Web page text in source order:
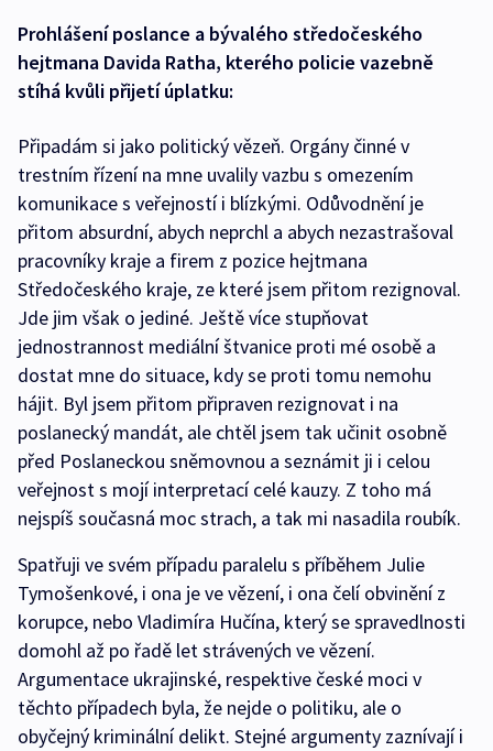
Prohlášení poslance a bývalého středočeského
hejtmana Davida Ratha, kterého policie vazebně
stíhá kvůli přijetí úplatku:
Připadám si jako politický vězeň. Orgány činné v
trestním řízení na mne uvalily vazbu s omezením
komunikace s veřejností i blízkými. Odůvodnění je
přitom absurdní, abych neprchl a abych nezastrašoval
pracovníky kraje a firem z pozice hejtmana
Středočeského kraje, ze které jsem přitom rezignoval.
Jde jim však o jediné. Ještě více stupňovat
jednostrannost mediální štvanice proti mé osobě a
dostat mne do situace, kdy se proti tomu nemohu
hájit. Byl jsem přitom připraven rezignovat i na
poslanecký mandát, ale chtěl jsem tak učinit osobně
před Poslaneckou sněmovnou a seznámit ji i celou
veřejnost s mojí interpretací celé kauzy. Z toho má
nejspíš současná moc strach, a tak mi nasadila roubík.
Spatřuji ve svém případu paralelu s příběhem Julie
Tymošenkové, i ona je ve vězení, i ona čelí obvinění z
korupce, nebo Vladimíra Hučína, který se spravedlnosti
domohl až po řadě let strávených ve vězení.
Argumentace ukrajinské, respektive české moci v
těchto případech byla, že nejde o politiku, ale o
obyčejný kriminální delikt. Stejné argumenty zaznívají i